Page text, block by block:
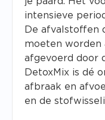
intensieve
De afvalstoffen
moeten worden
afgevoerd door
DetoxMix is dé
afbraak en
en de